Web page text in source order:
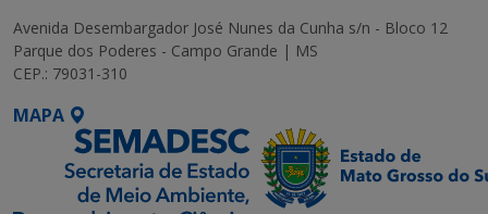
Avenida Desembargador José Nunes da Cunha s/n - Bloco 12
Parque dos Poderes - Campo Grande | MS
CEP.: 79031-310
MAPA